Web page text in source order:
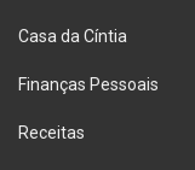
Casa da Cíntia
Finanças Pessoais
Receitas